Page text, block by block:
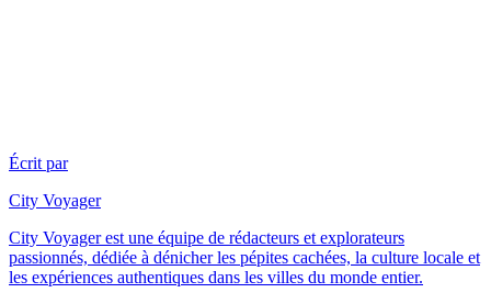
Écrit par
City Voyager
City Voyager est une équipe de rédacteurs et explorateurs
passionnés, dédiée à dénicher les pépites cachées, la culture locale et
les expériences authentiques dans les villes du monde entier.